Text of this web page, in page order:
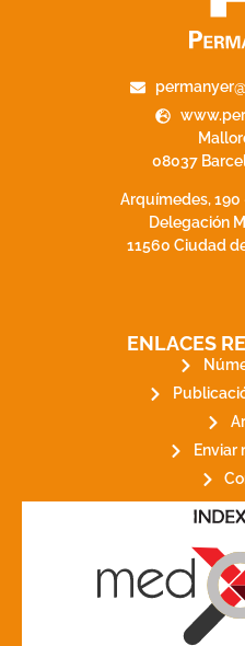
08037
Arquímedes, 190
Delegación
11560 Ciudad
ENLACES
Enviar